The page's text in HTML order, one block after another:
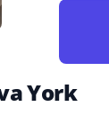
York